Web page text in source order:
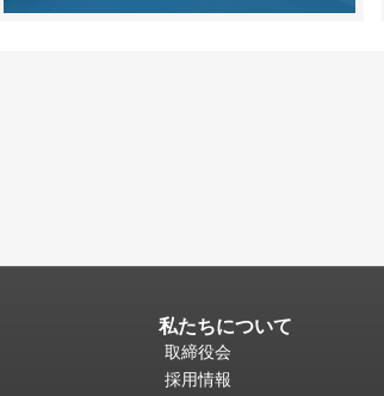
私たちについて
取締役会
採用情報